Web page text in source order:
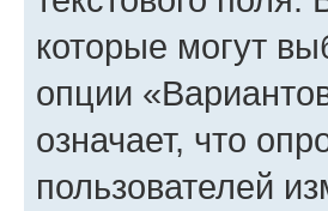
которые могут
опции
означает, что
пользователей